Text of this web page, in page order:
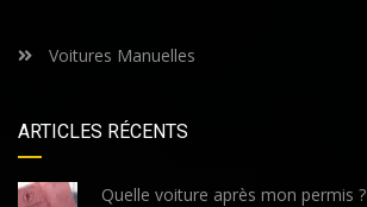
Voitures Manuelles
ARTICLES RÉCENTS
Quelle voiture après mon permis ?